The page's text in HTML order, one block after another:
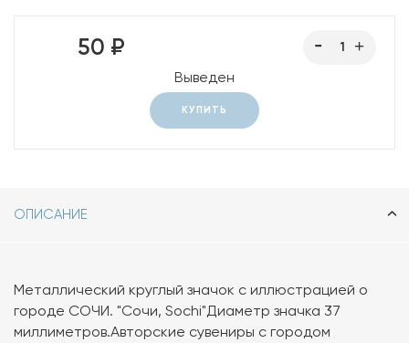
50 ₽
Выведен
КУПИТЬ
ОПИСАНИЕ
Металлический круглый значок с иллюстрацией о
городе СОЧИ. "Сочи, Sochi"Диаметр значка 37
миллиметров.Авторские сувениры с городом